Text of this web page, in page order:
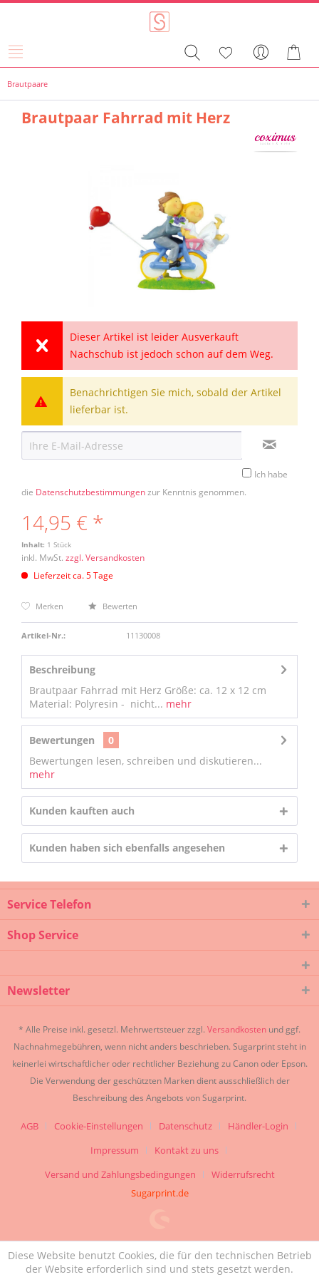
Brautpaare
Brautpaar Fahrrad mit Herz
Dieser Artikel ist leider Ausverkauft
Nachschub ist jedoch schon auf dem Weg.
Benachrichtigen Sie mich, sobald der Artikel
lieferbar ist.
Ich habe
die Datenschutzbestimmungenzur Kenntnis genommen.
14,95 € *
Inhalt: 1 Stück
inkl. MwSt. zzgl. Versandkosten
Lieferzeit ca. 5 Tage
Merken Bewerten
Artikel-Nr.: 11130008
Beschreibung
Brautpaar Fahrrad mit Herz Größe: ca. 12 x 12 cm
Material: Polyresin - nicht... mehr
Bewertungen
0
Bewertungen lesen, schreiben und diskutieren...
mehr
Kunden kauften auch
Kunden haben sich ebenfalls angesehen
Service Telefon
Shop Service
Newsletter
* Alle Preise inkl. gesetzl. Mehrwertsteuer zzgl. Versandkosten und ggf.
Nachnahmegebühren, wenn nicht anders beschrieben. Sugarprint steht in
keinerlei wirtschaftlicher oder rechtlicher Beziehung zu Canon oder Epson.
Die Verwendung der geschützten Marken dient ausschließlich der
Beschreibung des Angebots von Sugarprint.
AGB Cookie-Einstellungen Datenschutz
Händler-Login
Impressum
Kontakt zu uns
Versand und Zahlungsbedingungen
Widerrufsrecht
Sugarprint.de
Diese Website benutzt Cookies, die für den technischen Betrieb
der Website erforderlich sind und stets gesetzt werden.